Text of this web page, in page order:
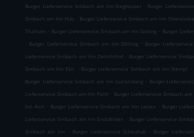
Burger Lieferservice Simbach am Inn Steghäuser . Burger
Simbach am Inn Hub . Burger Lieferservice Simbach am Inn
Thalham . Burger Lieferservice Simbach am Inn Golling . Burger
. Burger Lieferservice Simbach am Inn Dötling . Burger
Lieferservice Simbach am Inn Derschlhof . Burger Lieferservice
Simbach am Inn Ebn . Burger Lieferservice Simbach am Inn Stempl .
Burger Lieferservice Simbach am Inn Gutlersberg . Burger
Lieferservice Simbach am Inn Fürkl . Burger Lieferservice Simbach
Inn Aich . Burger Lieferservice Simbach am Inn Leiten . Burger
Lieferservice Simbach am Inn Endsfelden . Burger Lieferservice
Simbach am Inn
. Burger Lieferservice Scheuhub . Burger